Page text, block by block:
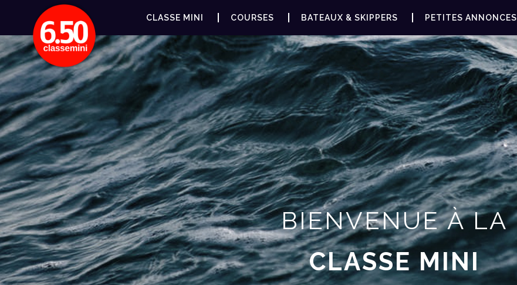
CLASSE MINI COURSES BATEAUX & SKIPPERS PETITES ANNONCES
BIENVENUE À LA
CLASSE MINI